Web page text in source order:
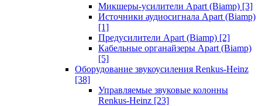
Микшеры-усилители Apart (Biamp) [3]
Источники аудиосигнала Apart (Biamp)
[1]
Предусилители Apart (Biamp) [2]
Кабельные органайзеры Apart (Biamp)
[5]
Оборудование звукоусиления Renkus-Heinz
[38]
Управляемые звуковые колонны
Renkus-Heinz [23]